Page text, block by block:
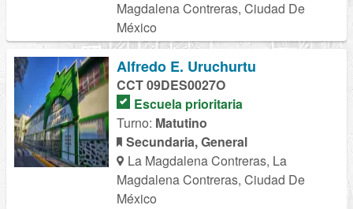
Magdalena Contreras, Ciudad De
México
Alfredo E. Uruchurtu
CCT 09DES0027O
Escuela prioritaria
Turno: Matutino
Secundaria, General
La Magdalena Contreras, La
Magdalena Contreras, Ciudad De
México